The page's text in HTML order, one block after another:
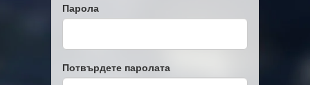
Парола
Потвърдете паролата